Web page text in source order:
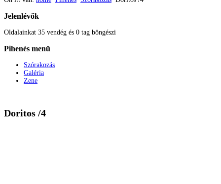
Jelenlévők
Oldalainkat 35 vendég és 0 tag böngészi
Pihenés menü
Szórakozás
Galéria
Zene
Doritos /4